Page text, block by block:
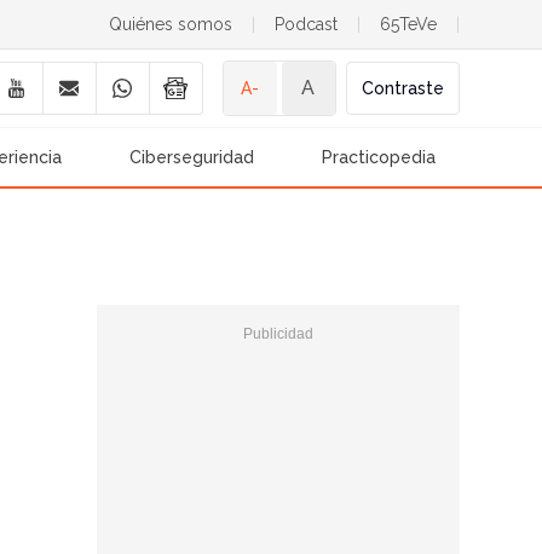
Quiénes somos Podcast 65TeVe
A- A Contraste
Ciberseguridad Practicopedia